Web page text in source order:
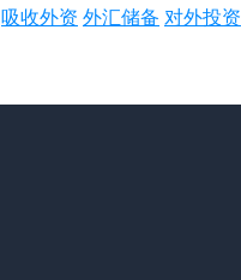
吸收外资 外汇储备 对外投资